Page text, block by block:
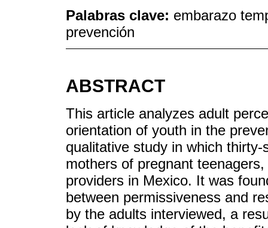
Palabras clave: embarazo
prevención
ABSTRACT
This article analyzes adult
orientation of youth in the
qualitative study in which
mothers of pregnant
providers in Mexico. It was
between permissiveness and
by the adults interviewed, a